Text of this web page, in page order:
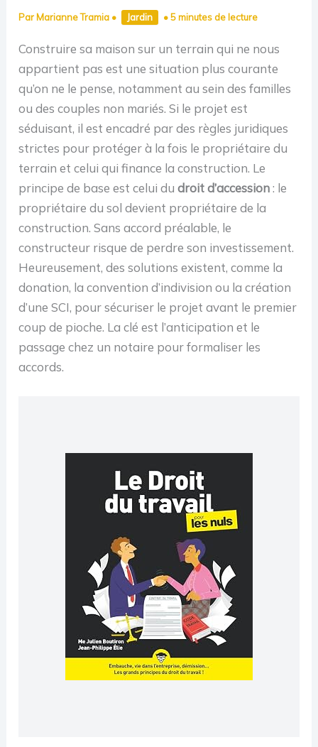
Par Marianne Tramia • Jardin •5 minutes de lecture
Construire sa maison sur un terrain qui ne nous
appartient pas est une situation plus courante
qu’on ne le pense, notamment au sein des familles
ou des couples non mariés. Si le projet est
séduisant, il est encadré par des règles juridiques
strictes pour protéger à la fois le propriétaire du
terrain et celui qui finance la construction. Le
principe de base est celui dudroit d’accession: le
propriétaire du sol devient propriétaire de la
construction. Sans accord préalable, le
constructeur risque de perdre son investissement.
Heureusement, des solutions existent, comme la
donation, la convention d’indivision ou la création
d’une SCI, pour sécuriser le projet avant le premier
coup de pioche. La clé est l’anticipation et le
passage chez un notaire pour formaliser les
accords.